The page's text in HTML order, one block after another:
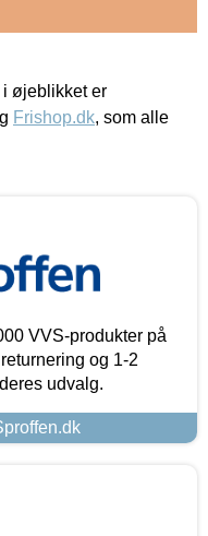
øjeblikket er
Frishop.dk, som alle
VVS-produkter på
og 1-2
udvalg.